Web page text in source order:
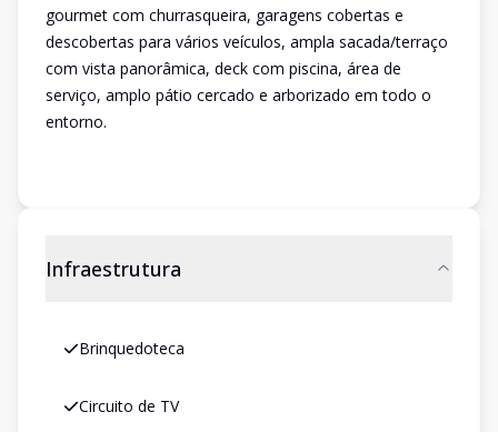
gourmet com churrasqueira, garagens cobertas e
descobertas para vários veículos, ampla sacada/terraço
com vista panorâmica, deck com piscina, área de
serviço, amplo pátio cercado e arborizado em todo o
entorno.
Infraestrutura
Brinquedoteca
Circuito de TV